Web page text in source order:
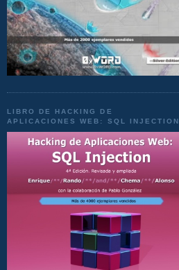
LIBRO DE HACKING DE
APLICACIONES WEB: SQL INJECTION